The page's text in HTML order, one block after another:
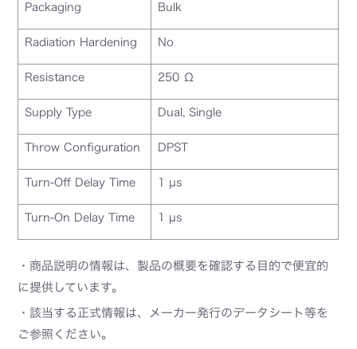
Packaging Bulk
Radiation Hardening No
Resistance 250 Ω
Supply Type Dual, Single
Throw Configuration DPST
Turn-Off Delay Time 1 µs
Turn-On Delay Time 1 µs
・商品説明の情報は、製品の概要を確認する目的で便宜的
に提供しています。
・該当する正式情報は、メーカー発行のデータシート等を
ご参照ください。